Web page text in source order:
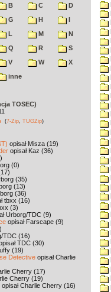
B C
D
G H
I
L M
N
Q R
S
V W
X
inne
TOSEC)
(7-Zip TUGZip)
opisał Misza (19)
opisał Kaz (36)
(0)
(35)
(13)
(36)
tbxx (16)
(3)
Urborg/TDC (9)
opisał Farscape (9)
TDC (16)
TDC (30)
(19)
Detective opisał Charlie
Cherry (17)
Cherry (19)
opisał Charlie Cherry (16)